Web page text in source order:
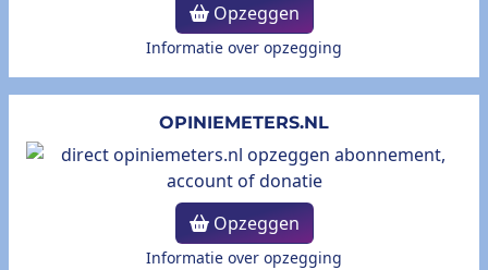
Opzeggen
Informatie over opzegging
OPINIEMETERS.NL
Opzeggen
Informatie over opzegging